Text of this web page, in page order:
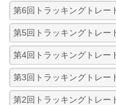
第6回トラッキングトレー
第5回トラッキングトレー
第4回トラッキングトレー
第3回トラッキングトレー
第2回トラッキングトレー